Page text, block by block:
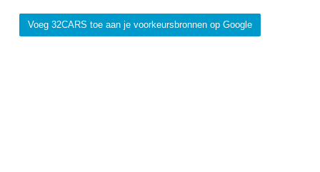
Voeg 32CARS toe aan je voorkeursbronnen op Google